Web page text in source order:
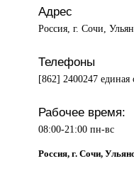
Адрес
Россия, г. Сочи,
Телефоны
[862] 2400247
Рабочее время:
08:00-21:00 пн-вс
Россия, г. Сочи,